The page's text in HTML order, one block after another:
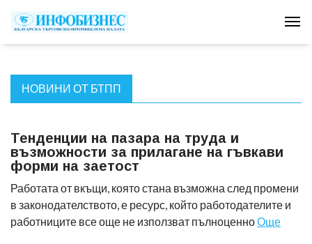
НОВИНИ ОТ БТПП
Тенденции на пазара на труда и
възможности за прилагане на гъвкави
форми на заетост
Работата от вкъщи, която стана възможна след промени
в законодателството, е ресурс, който работодателите и
работниците все още не използват пълноценноОще